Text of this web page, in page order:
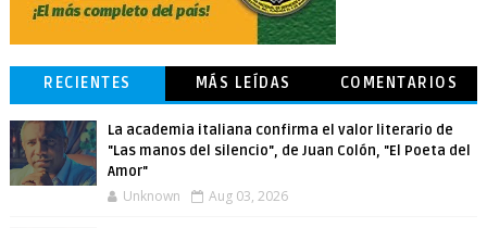
RECIENTES MÁS LEÍDAS COMENTARIOS
La academia italiana confirma el valor literario de
"Las manos del silencio", de Juan Colón, "El Poeta del
Amor"
Unknown Aug 03, 2026